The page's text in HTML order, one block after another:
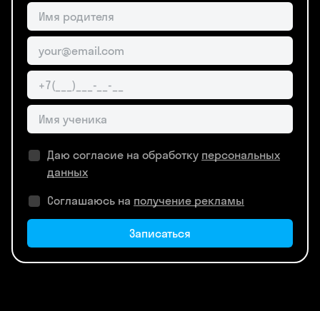
Даю согласие на обработку персональных
данных
Соглашаюсь на получение рекламы
Записаться